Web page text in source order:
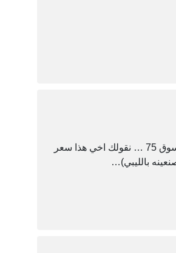
بالنسبة للاخ الذي سأل عن سعر الدهب وهو مستغرب من سعره 38 بينما في السوق 75 … نقولك اخي هذا سعر
بالليبي)…